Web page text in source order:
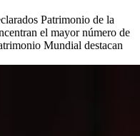
Patrimonio de la
el mayor número de
Mundial destacan